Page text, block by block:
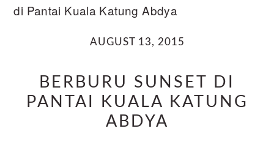
di Pantai Kuala Katung Abdya
AUGUST 13, 2015
BERBURU SUNSET DI
PANTAI KUALA KATUNG
ABDYA